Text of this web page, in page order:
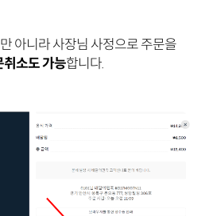
아니라 사장님 사정으로 주문을
취소도 가능합니다.